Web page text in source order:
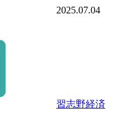
2025.07.04
習志野経済